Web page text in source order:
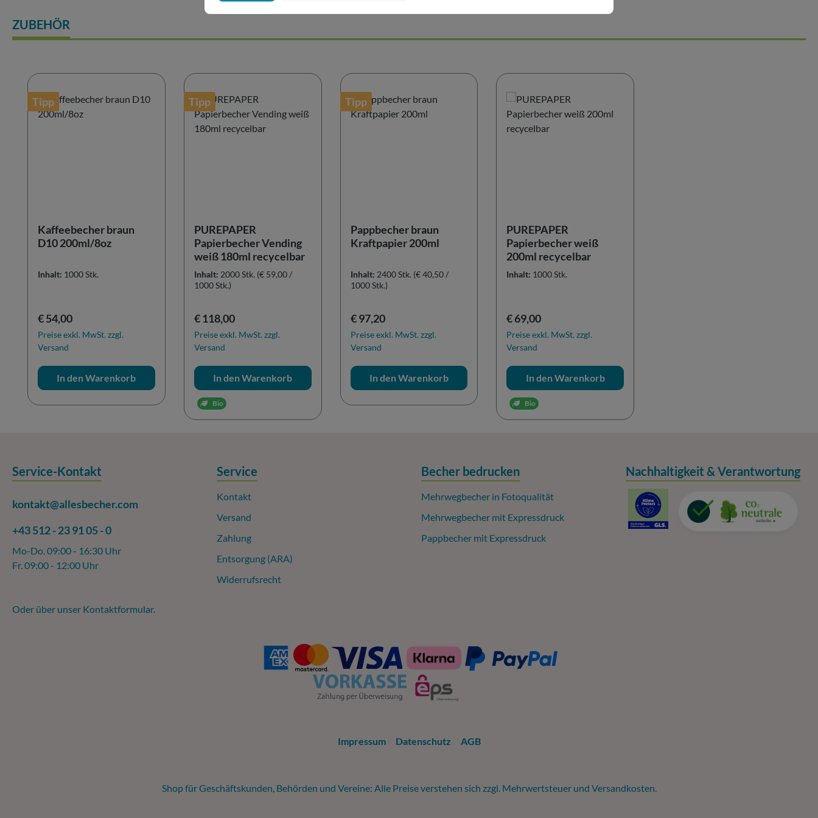
ZUBEHÖR
Tipp
Kaffeebecher braun
D10 200ml/8oz
Inhalt: 1000 Stk.
Regulärer Preis:
€ 54,00
Preise exkl. MwSt. zzgl.
Versand
In den Warenkorb
Tipp
PUREPAPER
Papierbecher Vending
weiß 180ml recycelbar
Inhalt: 2000 Stk. (€ 59,00 /
1000 Stk.)
Regulärer Preis:
€ 118,00
Preise exkl. MwSt. zzgl.
Versand
In den Warenkorb
Bio
Tipp
Pappbecher braun
Kraftpapier 200ml
Inhalt: 2400 Stk. (€ 40,50 /
1000 Stk.)
Regulärer Preis:
€ 97,20
Preise exkl. MwSt. zzgl.
Versand
In den Warenkorb
PUREPAPER
Papierbecher weiß
200ml recycelbar
Inhalt: 1000 Stk.
Regulärer Preis:
€ 69,00
Preise exkl. MwSt. zzgl.
Versand
In den Warenkorb
Bio
Service-Kontakt
kontakt@allesbecher.com
+43 512 - 23 91 05 - 0
Mo-Do. 09:00 - 16:30 Uhr
Fr. 09:00 - 12:00 Uhr
Oder über unser Kontaktformular.
Service
Kontakt
Versand
Zahlung
Entsorgung (ARA)
Widerrufsrecht
Becher bedrucken
Mehrwegbecher in Fotoqualität
Mehrwegbecher mit Expressdruck
Pappbecher mit Expressdruck
Nachhaltigkeit & Verantwortung
Impressum Datenschutz AGB
Shop für Geschäftskunden, Behörden und Vereine: Alle Preise verstehen sich zzgl. Mehrwertsteuer und Versandkosten.